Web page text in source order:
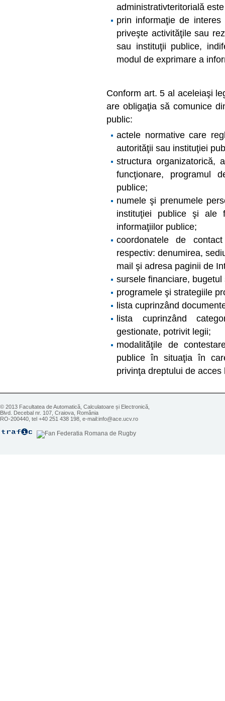
administrativteritorială
prin informaţie de
priveşte activităţile sau
sau instituţii publice,
modul de exprimare a
Conform art. 5 al aceleiaşi
are obligaţia să comunice
public:
actele normative care
autorităţii sau instituţiei
structura organizatorică,
funcţionare, programul
publice;
numele şi prenumele
instituţiei publice şi ale
informaţiilor publice;
coordonatele de
respectiv: denumirea,
mail şi adresa paginii de
sursele financiare,
programele şi strategiile
lista cuprinzând
lista cuprinzând
gestionate, potrivit legii;
modalităţile de
publice în situaţia în
privinţa dreptului de
© 2013 Facultatea de Automatică, Calculatoare și Electronică,
Blvd. Decebal nr. 107, Craiova, România
RO-200440, tel +40 251 438 198, e-mail:info@ace.ucv.ro